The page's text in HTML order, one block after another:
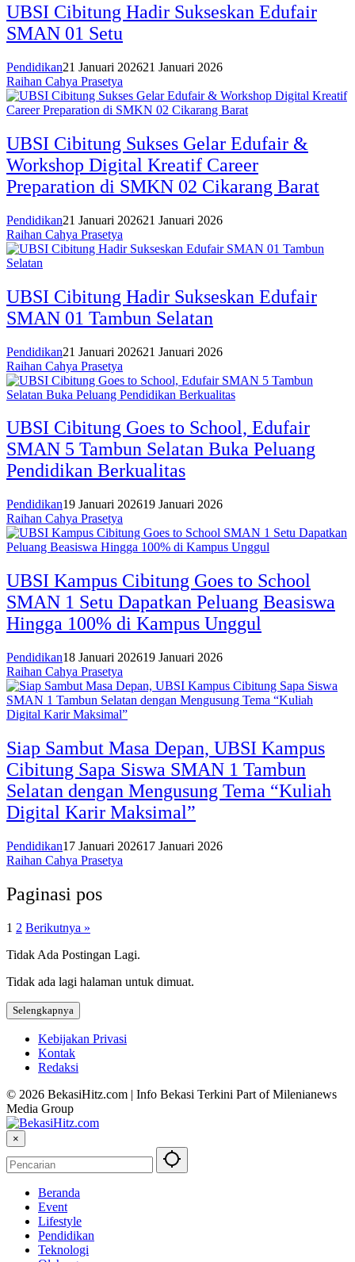
UBSI Cibitung Hadir Sukseskan Edufair
SMAN 01 Setu
Pendidikan21 Januari 202621 Januari 2026
Raihan Cahya Prasetya
UBSI Cibitung Sukses Gelar Edufair &
Workshop Digital Kreatif Career
Preparation di SMKN 02 Cikarang Barat
Pendidikan21 Januari 202621 Januari 2026
Raihan Cahya Prasetya
UBSI Cibitung Hadir Sukseskan Edufair
SMAN 01 Tambun Selatan
Pendidikan21 Januari 202621 Januari 2026
Raihan Cahya Prasetya
UBSI Cibitung Goes to School, Edufair
SMAN 5 Tambun Selatan Buka Peluang
Pendidikan Berkualitas
Pendidikan19 Januari 202619 Januari 2026
Raihan Cahya Prasetya
UBSI Kampus Cibitung Goes to School
SMAN 1 Setu Dapatkan Peluang Beasiswa
Hingga 100% di Kampus Unggul
Pendidikan18 Januari 202619 Januari 2026
Raihan Cahya Prasetya
Siap Sambut Masa Depan, UBSI Kampus
Cibitung Sapa Siswa SMAN 1 Tambun
Selatan dengan Mengusung Tema “Kuliah
Digital Karir Maksimal”
Pendidikan17 Januari 202617 Januari 2026
Raihan Cahya Prasetya
Paginasi pos
1 2 Berikutnya »
Tidak Ada Postingan Lagi.
Tidak ada lagi halaman untuk dimuat.
Selengkapnya
Kebijakan Privasi
Kontak
Redaksi
© 2026 BekasiHitz.com | Info Bekasi Terkini Part of Milenianews
Media Group
×
Beranda
Event
Lifestyle
Pendidikan
Teknologi